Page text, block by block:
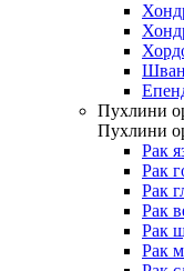
Пухлини
Пухлини
Рак
Рак
Рак
Рак
Рак
Рак